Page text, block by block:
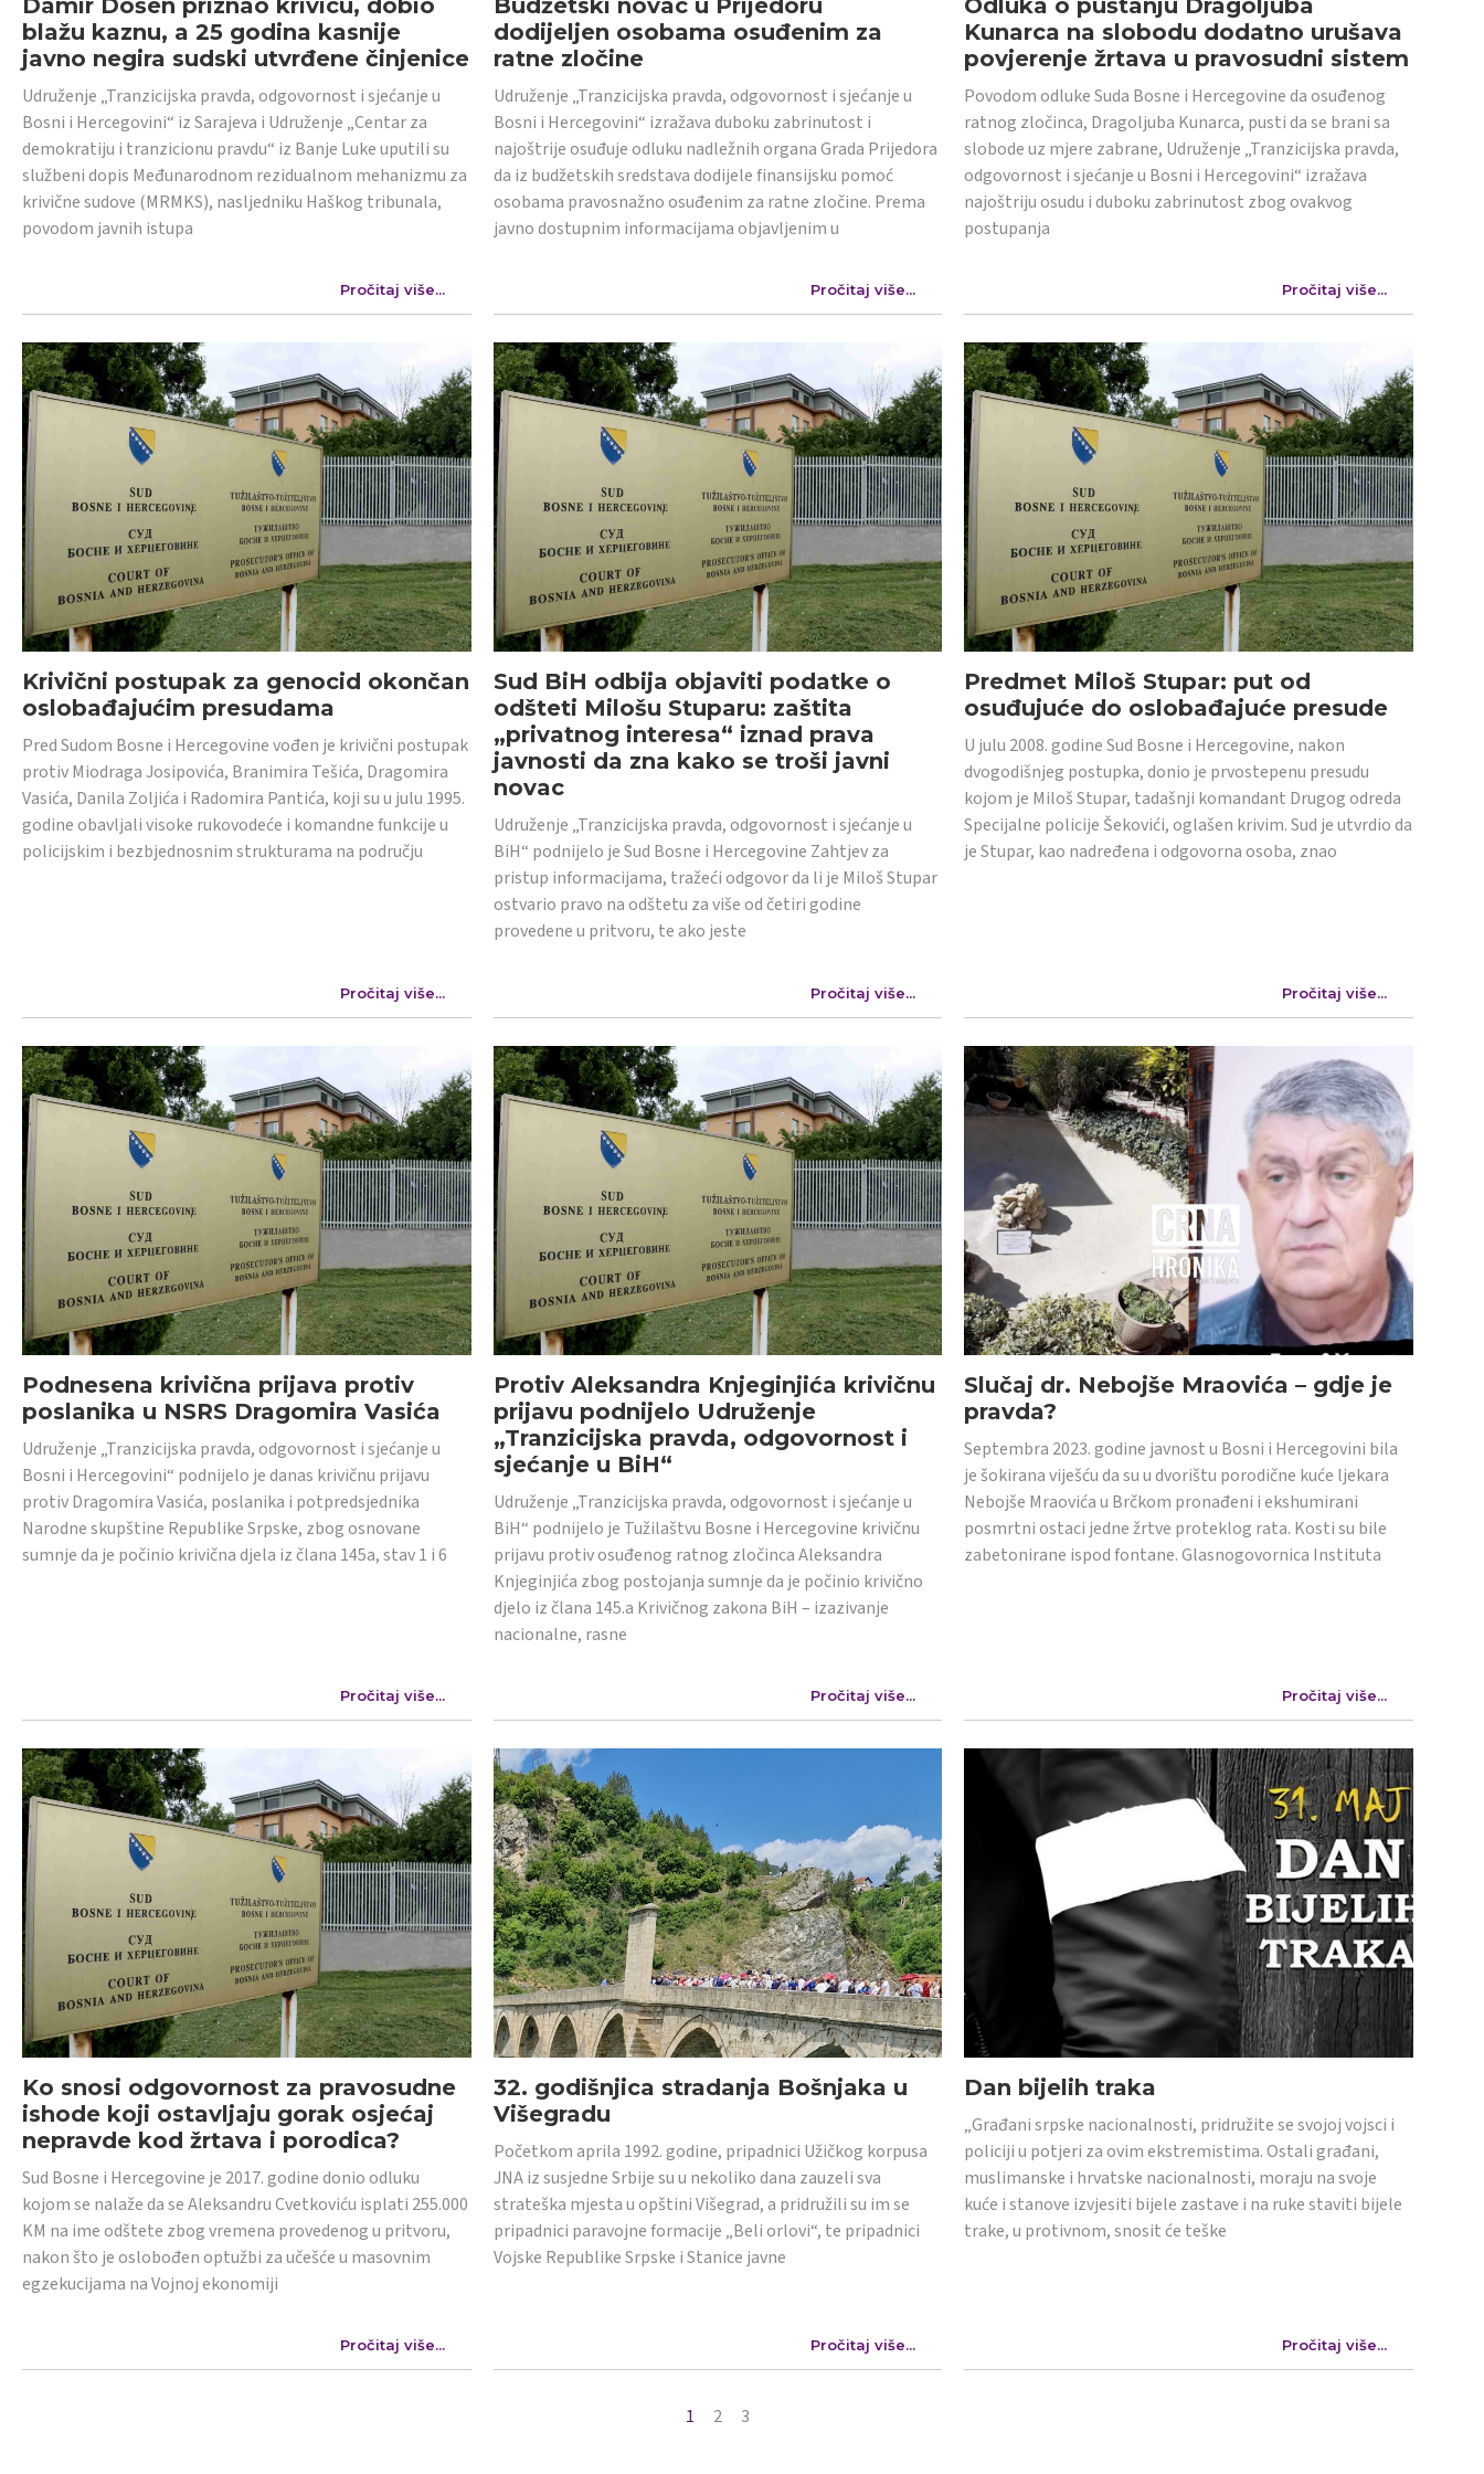
blažu kaznu, a 25 godina kasnije
javno negira sudski utvrđene činjenice
Udruženje „Tranzicijska pravda, odgovornost i sjećanje u
Bosni i Hercegovini“ iz Sarajeva i Udruženje „Centar za
demokratiju i tranzicionu pravdu“ iz Banje Luke uputili su
službeni dopis Međunarodnom rezidualnom mehanizmu za
krivične sudove (MRMKS), nasljedniku Haškog tribunala,
povodom javnih istupa
Pročitaj više...
dodijeljen osobama osuđenim za
ratne zločine
Udruženje „Tranzicijska pravda, odgovornost i sjećanje u
Bosni i Hercegovini“ izražava duboku zabrinutost i
najoštrije osuđuje odluku nadležnih organa Grada Prijedora
da iz budžetskih sredstava dodijele finansijsku pomoć
osobama pravosnažno osuđenim za ratne zločine. Prema
javno dostupnim informacijama objavljenim u
Pročitaj više...
Kunarca na slobodu dodatno urušava
povjerenje žrtava u pravosudni sistem
Povodom odluke Suda Bosne i Hercegovine da osuđenog
ratnog zločinca, Dragoljuba Kunarca, pusti da se brani sa
slobode uz mjere zabrane, Udruženje „Tranzicijska pravda,
odgovornost i sjećanje u Bosni i Hercegovini“ izražava
najoštriju osudu i duboku zabrinutost zbog ovakvog
postupanja
Pročitaj više...
Krivični postupak za genocid okončan
oslobađajućim presudama
Pred Sudom Bosne i Hercegovine vođen je krivični postupak
protiv Miodraga Josipovića, Branimira Tešića, Dragomira
Vasića, Danila Zoljića i Radomira Pantića, koji su u julu 1995.
godine obavljali visoke rukovodeće i komandne funkcije u
policijskim i bezbjednosnim strukturama na području
Pročitaj više...
Sud BiH odbija objaviti podatke o
odšteti Milošu Stuparu: zaštita
„privatnog interesa“ iznad prava
javnosti da zna kako se troši javni
novac
Udruženje „Tranzicijska pravda, odgovornost i sjećanje u
BiH“ podnijelo je Sud Bosne i Hercegovine Zahtjev za
pristup informacijama, tražeći odgovor da li je Miloš Stupar
ostvario pravo na odštetu za više od četiri godine
provedene u pritvoru, te ako jeste
Pročitaj više...
Predmet Miloš Stupar: put od
osuđujuće do oslobađajuće presude
U julu 2008. godine Sud Bosne i Hercegovine, nakon
dvogodišnjeg postupka, donio je prvostepenu presudu
kojom je Miloš Stupar, tadašnji komandant Drugog odreda
Specijalne policije Šekovići, oglašen krivim. Sud je utvrdio da
je Stupar, kao nadređena i odgovorna osoba, znao
Pročitaj više...
Podnesena krivična prijava protiv
poslanika u NSRS Dragomira Vasića
Udruženje „Tranzicijska pravda, odgovornost i sjećanje u
Bosni i Hercegovini“ podnijelo je danas krivičnu prijavu
protiv Dragomira Vasića, poslanika i potpredsjednika
Narodne skupštine Republike Srpske, zbog osnovane
sumnje da je počinio krivična djela iz člana 145a, stav 1 i 6
Pročitaj više...
Protiv Aleksandra Knjeginjića krivičnu
prijavu podnijelo Udruženje
„Tranzicijska pravda, odgovornost i
sjećanje u BiH“
Udruženje „Tranzicijska pravda, odgovornost i sjećanje u
BiH“ podnijelo je Tužilaštvu Bosne i Hercegovine krivičnu
prijavu protiv osuđenog ratnog zločinca Aleksandra
Knjeginjića zbog postojanja sumnje da je počinio krivično
djelo iz člana 145.a Krivičnog zakona BiH – izazivanje
nacionalne, rasne
Pročitaj više...
Slučaj dr. Nebojše Mraovića – gdje je
pravda?
Septembra 2023. godine javnost u Bosni i Hercegovini bila
je šokirana viješću da su u dvorištu porodične kuće ljekara
Nebojše Mraovića u Brčkom pronađeni i ekshumirani
posmrtni ostaci jedne žrtve proteklog rata. Kosti su bile
zabetonirane ispod fontane. Glasnogovornica Instituta
Pročitaj više...
Ko snosi odgovornost za pravosudne
ishode koji ostavljaju gorak osjećaj
nepravde kod žrtava i porodica?
Sud Bosne i Hercegovine je 2017. godine donio odluku
kojom se nalaže da se Aleksandru Cvetkoviću isplati 255.000
KM na ime odštete zbog vremena provedenog u pritvoru,
nakon što je oslobođen optužbi za učešće u masovnim
egzekucijama na Vojnoj ekonomiji
Pročitaj više...
32. godišnjica stradanja Bošnjaka u
Višegradu
Početkom aprila 1992. godine, pripadnici Užičkog korpusa
JNA iz susjedne Srbije su u nekoliko dana zauzeli sva
strateška mjesta u opštini Višegrad, a pridružili su im se
pripadnici paravojne formacije „Beli orlovi“, te pripadnici
Vojske Republike Srpske i Stanice javne
Pročitaj više...
Dan bijelih traka
„Građani srpske nacionalnosti, pridružite se svojoj vojsci i
policiji u potjeri za ovim ekstremistima. Ostali građani,
muslimanske i hrvatske nacionalnosti, moraju na svoje
kuće i stanove izvjesiti bijele zastave i na ruke staviti bijele
trake, u protivnom, snosit će teške
Pročitaj više...
1 2 3